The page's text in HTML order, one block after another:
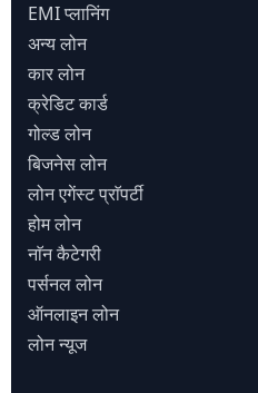
EMI प्लानिंग
अन्य लोन
कार लोन
क्रेडिट कार्ड
गोल्ड लोन
बिजनेस लोन
लोन एगेंस्ट प्राॅपर्टी
होम लोन
नाॅन कैटेगरी
पर्सनल लोन
ऑनलाइन लोन
लोन न्यूज